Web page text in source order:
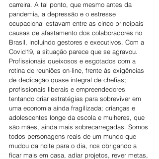
carreira. A tal ponto, que mesmo antes da
pandemia, a depressão e o estresse
ocupacional estavam entre as cinco principais
causas de afastamento dos colaboradores no
Brasil, incluindo gestores e executivos. Com a
Covid19, a situação parece que se agravou.
Profissionais queixosos e esgotados com a
rotina de reuniões on-line, frente às exigências
de dedicação quase integral de chefias;
profissionais liberais e empreendedores
tentando criar estratégias para sobreviver em
uma economia ainda fragilizada; crianças e
adolescentes longe da escola e mulheres, que
são mães, ainda mais sobrecarregadas. Somos
todos personagens reais de um mundo que
mudou da noite para o dia, nos obrigando a
ficar mais em casa, adiar projetos, rever metas,